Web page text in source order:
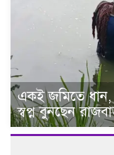
একই জমিতে
স্বপ্ন বুনছেন